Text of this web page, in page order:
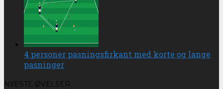
4 personer pasningsfirkant med korte og lange
pasninger
NYESTE ØVELSER